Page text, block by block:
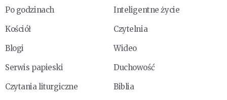
Po godzinach
Inteligentne życie
Kościół
Czytelnia
Blogi
Wideo
Serwis papieski
Duchowość
Czytania liturgiczne
Biblia